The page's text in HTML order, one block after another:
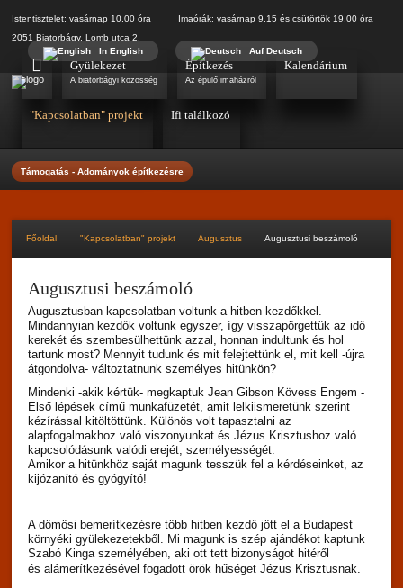
Istentisztelet: vasárnap 10.00 óra Imaórák: vasárnap 9.15 és csütörtök 19.00 óra
2051 Biatorbágy, Lomb utca 2.
In English
Auf Deutsch
Gyülekezet
A biatorbágyi közösség
Építkezés
Az épülő imaházról
Kalendárium
"Kapcsolatban" projekt Ifi találkozó
Támogatás - Adományok építkezésre
Főoldal "Kapcsolatban" projekt Augusztus Augusztusi beszámoló
Augusztusi beszámoló
Augusztusban kapcsolatban voltunk a hitben kezdőkkel.
Mindannyian kezdők voltunk egyszer, így visszapörgettük az idő
kerekét és szembesülhettünk azzal, honnan indultunk és hol
tartunk most? Mennyit tudunk és mit felejtettünk el, mit kell -újra
átgondolva- változtatnunk személyes hitünkön?
Mindenki -akik kértük- megkaptuk Jean Gibson Kövess Engem -
Első lépések című munkafüzetét, amit lelkiismeretünk szerint
kézírással kitöltöttünk. Különös volt tapasztalni az
alapfogalmakhoz való viszonyunkat és Jézus Krisztushoz való
kapcsolódásunk valódi erejét, személyességét.
Amikor a hitünkhöz saját magunk tesszük fel a kérdéseinket, az
kijózanító és gyógyító!
A dömösi bemerítkezésre több hitben kezdő jött el a Budapest
környéki gyülekezetekből. Mi magunk is szép ajándékot kaptunk
Szabó Kinga személyében, aki ott tett bizonyságot hitéről
ésalámerítkezésévelfogadott örök hűséget Jézus Krisztusnak.